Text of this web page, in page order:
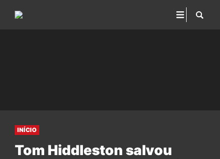
INÍCIO
Tom Hiddleston salvou